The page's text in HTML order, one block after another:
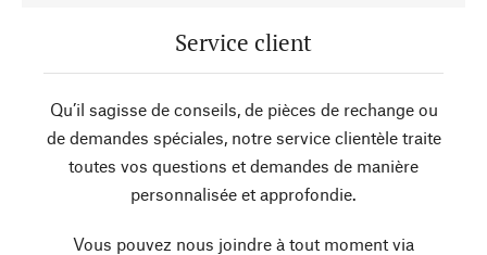
Service client
Qu’il sagisse de conseils, de pièces de rechange ou
de demandes spéciales, notre service clientèle traite
toutes vos questions et demandes de manière
personnalisée et approfondie.
Vous pouvez nous joindre à tout moment via